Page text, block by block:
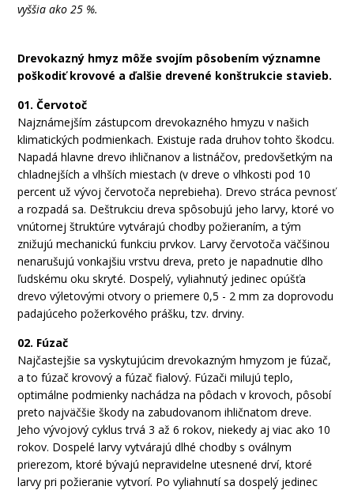
vyššia ako 25 %.
Drevokazný hmyz môže svojím pôsobenímvýznamne
poškodiťkrovové aďalšie drevené konštrukcie stavieb.
01. Červotoč
Najznámejším zástupcom drevokazného hmyzu v našich
klimatických podmienkach. Existuje radadruhov tohto škodcu.
Napadá hlavne drevo ihličnanov a listnáčov, predovšetkým na
chladnejších a vlhších miestach (v dreve o vlhkosti pod 10
percent už vývoj červotoča neprebieha). Drevo stráca pevnosť
a rozpadá sa. Deštrukciu dreva spôsobujú jeho larvy, ktoré vo
vnútornej štruktúre vytvárajú chodby požieraním, a tým
znižujú mechanickú funkciu prvkov. Larvy červotoča väčšinou
nenarušujú vonkajšiu vrstvu dreva, preto je napadnutie dlho
ľudskému oku skryté. Dospelý, vyliahnutý jedinec opúšťa
drevo výletovými otvory o priemere 0,5 - 2 mm za doprovodu
padajúceho požerkového prášku, tzv. drviny.
02. Fúzač
Najčastejšie sa vyskytujúcim drevokazným hmyzom je fúzač,
a to fúzač krovový a fúzač fialový. Fúzači milujú teplo,
optimálne podmienky nachádza na pôdach v krovoch, pôsobí
preto najväčšie škody na zabudovanom ihličnatom dreve.
Jeho vývojový cyklus trvá 3 až 6 rokov, niekedy aj viac ako 10
rokov. Dospelé larvy vytvárajú dlhé chodby s oválnym
prierezom, ktoré bývajú nepravidelne utesnené drví, ktoré
larvy pri požieranie vytvorí. Po vyliahnutí sa dospelý jedinec